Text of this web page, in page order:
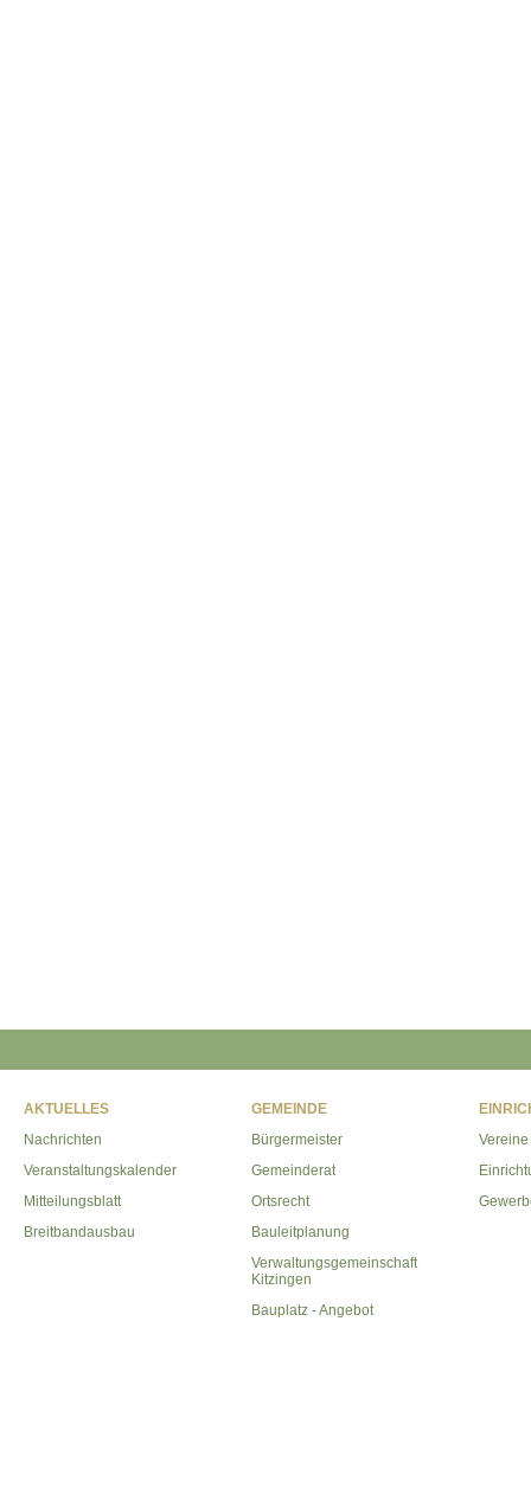
AKTUELLES
Nachrichten
Veranstaltungskalender
Mitteilungsblatt
Breitbandausbau
GEMEINDE
Bürgermeister
Gemeinderat
Ortsrecht
Bauleitplanung
Verwaltungsgemeinschaft
Kitzingen
Bauplatz - Angebot